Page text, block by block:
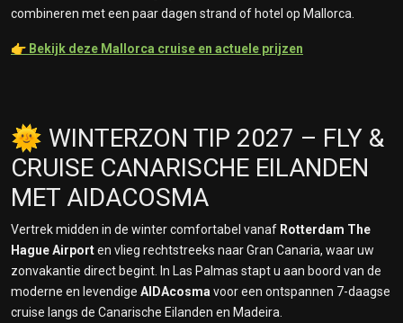
combineren met een paar dagen strand of hotel op Mallorca.
👉 Bekijk deze Mallorca cruise en actuele prijzen
🌞 WINTERZON TIP 2027 – FLY &
CRUISE CANARISCHE EILANDEN
MET AIDACOSMA
Vertrek midden in de winter comfortabel vanaf Rotterdam The
Hague Airporten vlieg rechtstreeks naar Gran Canaria, waar uw
zonvakantie direct begint. In Las Palmas stapt u aan boord van de
moderne en levendige AIDAcosma voor een ontspannen 7-daagse
cruise langs de Canarische Eilanden en Madeira.